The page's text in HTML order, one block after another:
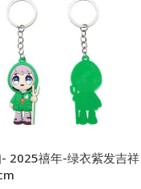
2025禧年-绿衣紫发吉祥